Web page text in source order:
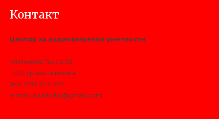
Контакт
Центар за аудиовизуелни уметности
ул.Никола Тесла 55,
1330 Крива Паланка.
Тел: 078-323-379
e-mail: caarts.kp@gmail.com